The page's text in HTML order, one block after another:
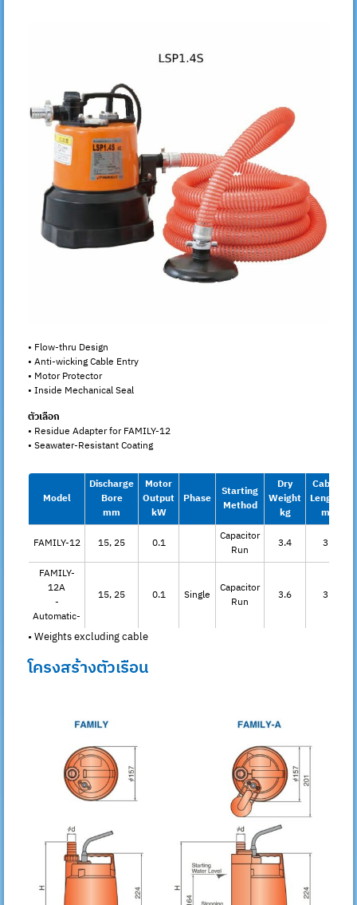
• Flow-thru Design
• Anti-wicking Cable Entry
• Motor Protector
• Inside Mechanical Seal
ตัวเลือก
• Residue Adapter for FAMILY-12
• Seawater-Resistant Coating
Model
Discharge
Bore
mm
Motor
Output
kW
Phase
Starting
Method
Dry
Weight
kg
Cable
Length
m
FAMILY-12
15, 25 0.1
Capacitor
Run
3.4
3
FAMILY-
12A
-
Automatic-
15, 25 0.1 Single
Capacitor
Run
3.6 3
• Weights excluding cable
โครงสร้างตัวเรือน